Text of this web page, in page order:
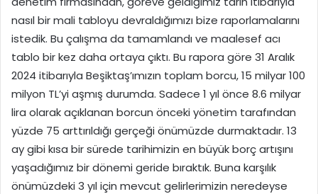
nasıl bir mali tabloyu devraldığımızı bize raporlamalarını
istedik. Bu çalışma da tamamlandı ve maalesef acı
tablo bir kez daha ortaya çıktı. Bu rapora göre 31 Aralık
2024 itibarıyla Beşiktaş’ımızın toplam borcu, 15 milyar 100
milyon TL’yi aşmış durumda. Sadece 1 yıl önce 8.6 milyar
lira olarak açıklanan borcun önceki yönetim tarafından
yüzde 75 arttırıldığı gerçeği önümüzde durmaktadır. 13
ay gibi kısa bir sürede tarihimizin en büyük borç artışını
yaşadığımız bir dönemi geride bıraktık. Buna karşılık
önümüzdeki 3 yıl için mevcut gelirlerimizin neredeyse